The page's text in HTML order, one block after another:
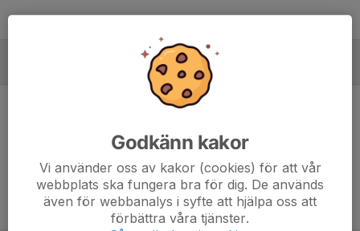
Godkänn kakor
Vi använder oss av kakor (cookies) för att vår
webbplats ska fungera bra för dig. De används
även för webbanalys i syfte att hjälpa oss att
förbättra våra tjänster.